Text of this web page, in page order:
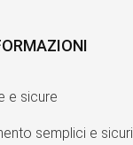
e sicure
semplici e sicuri